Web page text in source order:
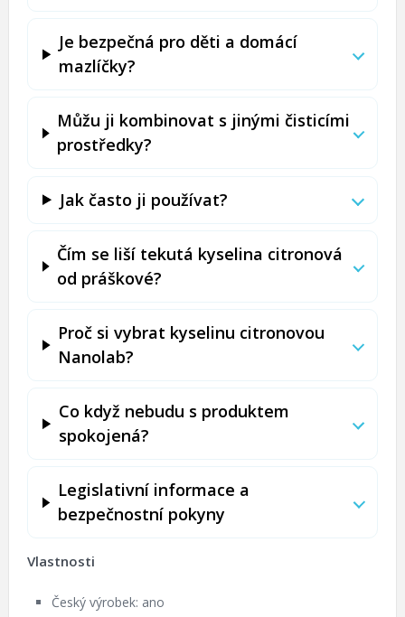
Je bezpečná pro děti a domácí
mazlíčky?
Můžu ji kombinovat s jinými čisticími
prostředky?
Jak často ji používat?
Čím se liší tekutá kyselina citronová
od práškové?
Proč si vybrat kyselinu citronovou
Nanolab?
Co když nebudu s produktem
spokojená?
Legislativní informace a
bezpečnostní pokyny
Vlastnosti
Český výrobek: ano